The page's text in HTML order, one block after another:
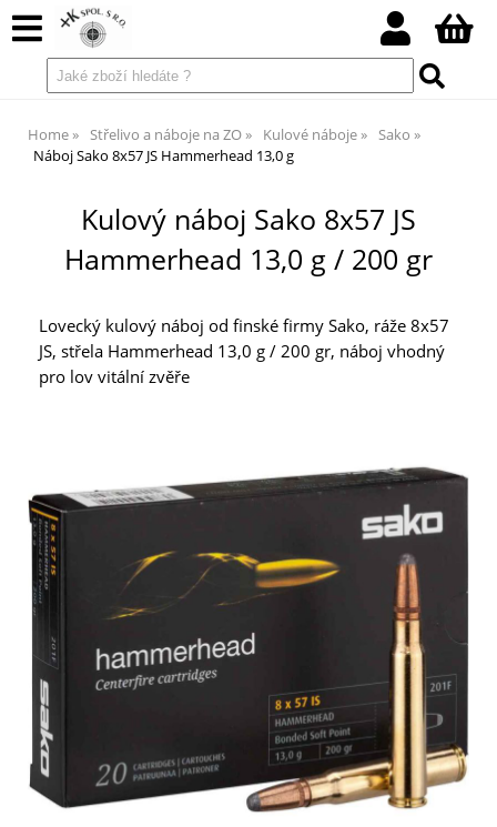
Home Střelivo a náboje na ZO Kulové náboje
Sako
Náboj Sako 8x57 JS Hammerhead 13,0 g
Kulový náboj Sako 8x57 JS
Hammerhead 13,0 g / 200 gr
Lovecký kulový náboj od finské firmy Sako, ráže 8x57
JS, střela Hammerhead 13,0 g / 200 gr, náboj vhodný
pro lov vitální zvěře